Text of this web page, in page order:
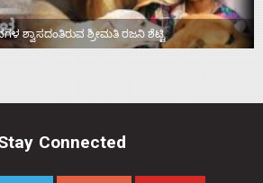
ಶ್ವಾಸದಂತಿರುವ ಶ್ರೀಮತಿ ರಜನಿ ಶೆಟ್ಟಿ
Connected